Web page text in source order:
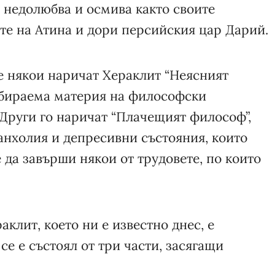
и осмива както своите
на Атина и дори персийския цар Дарий.
наричат Хераклит “Неясният
материя на философски
го наричат “Плачещият философ”,
и депресивни състояния, които
завърши някои от трудовете, по които
което ни е известно днес, е
е състоял от три части, засягащи